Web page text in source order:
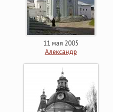
11 мая 2005
Александр